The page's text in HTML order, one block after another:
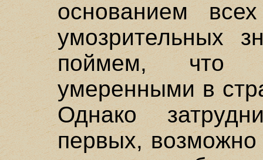
основанием
умозрительных
поймем,
умеренными в
Однако
первых,